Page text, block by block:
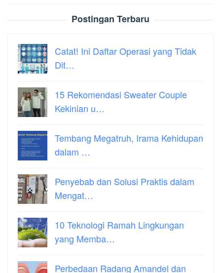
Postingan Terbaru
Catat! Ini Daftar Operasi yang Tidak
Dit…
15 Rekomendasi Sweater Couple
Kekinian u…
Tembang Megatruh, Irama Kehidupan
dalam …
Penyebab dan Solusi Praktis dalam
Mengat…
10 Teknologi Ramah Lingkungan
yang Memba…
Perbedaan Radang Amandel dan